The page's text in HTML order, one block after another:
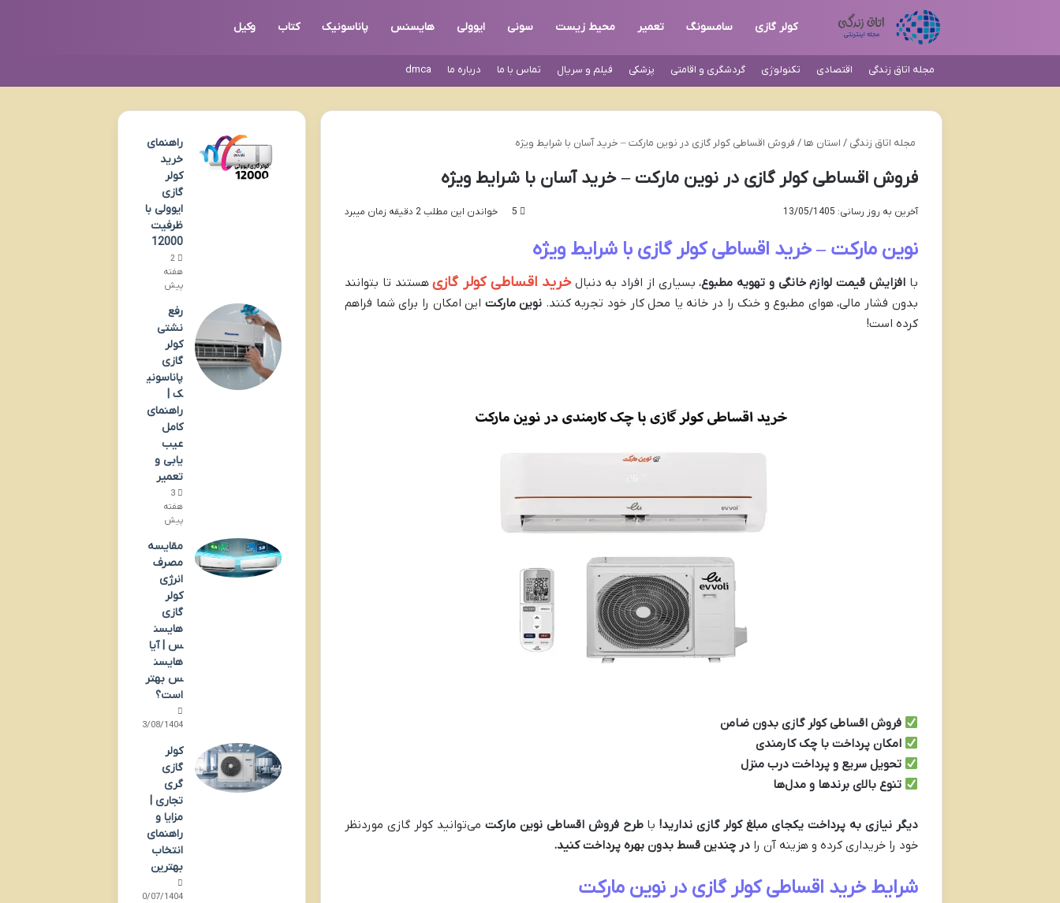
کولر گازی سامسونگ تعمیر محیط زیست سونی ایوولی هایسنس پاناسونیک کتاب وکیل
مجله اتاق زندگی اقتصادی تکنولوژی گردشگری و اقامتی پزشکی فیلم و سریال تماس با ما درباره ما dmca
مجله اتاق زندگی / استان ها / فروش اقساطی کولر گازی در نوین مارکت – خرید آسان با شرایط ویژه
فروش اقساطی کولر گازی در نوین مارکت – خرید آسان با شرایط ویژه
آخرین به روز رسانی: 13/05/1405 5 خواندن این مطلب 2 دقیقه زمان میبرد
نوین مارکت – خرید اقساطی کولر گازی با شرایط ویژه
باافزایش قیمت لوازم خانگی و تهویه مطبوع، بسیاری از افراد به دنبالخرید اقساطی کولر گازیهستند تا بتوانند
بدون فشار مالی، هوای مطبوع و خنک را در خانه یا محل کار خود تجربه کنند. نوین مارکت این امکان را برای شما فراهم
کرده است!
فروش اقساطی کولر گازی بدون ضامن
امکان پرداخت با چک کارمندی
تحویل سریع و پرداخت درب منزل
تنوع بالای برندها و مدل‌ها
دیگر نیازی به پرداخت یکجای مبلغ کولر گازی ندارید!باطرح فروش اقساطی نوین مارکت می‌توانید کولر گازی موردنظر
خود را خریداری کرده و هزینه آن رادر چندین قسط بدون بهره پرداخت کنید.
شرایط خرید اقساطی کولر گازی در نوین مارکت
راهنمای
خرید
کولر
گازی
ایوولی با
ظرفیت
12000
2
هفته
پیش
رفع
نشتی
کولر
گازی
پاناسونی
ک |
راهنمای
کامل
عیب
یابی و
تعمیر
3
هفته
پیش
مقایسه
مصرف
انرژی
کولر
گازی
هایسن
س | آیا
هایسن
س بهتر
است؟
03/08/1404
کولر
گازی
گری
تجاری |
مزایا و
راهنمای
انتخاب
بهترین
30/07/1404